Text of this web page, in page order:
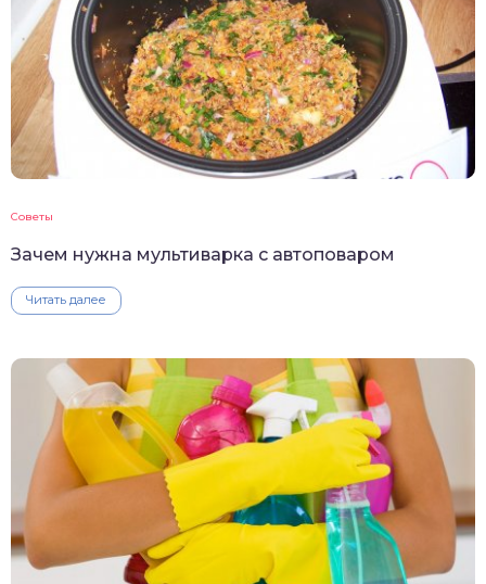
Советы
Зачем нужна мультиварка с автоповаром
Читать далее